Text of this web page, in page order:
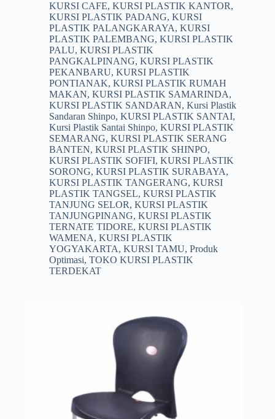
KURSI CAFE, KURSI PLASTIK KANTOR,
KURSI PLASTIK PADANG, KURSI
PLASTIK PALANGKARAYA, KURSI
PLASTIK PALEMBANG, KURSI PLASTIK
PALU, KURSI PLASTIK
PANGKALPINANG, KURSI PLASTIK
PEKANBARU, KURSI PLASTIK
PONTIANAK, KURSI PLASTIK RUMAH
MAKAN, KURSI PLASTIK SAMARINDA,
KURSI PLASTIK SANDARAN, Kursi Plastik
Sandaran Shinpo, KURSI PLASTIK SANTAI,
Kursi Plastik Santai Shinpo, KURSI PLASTIK
SEMARANG, KURSI PLASTIK SERANG
BANTEN, KURSI PLASTIK SHINPO,
KURSI PLASTIK SOFIFI, KURSI PLASTIK
SORONG, KURSI PLASTIK SURABAYA,
KURSI PLASTIK TANGERANG, KURSI
PLASTIK TANGSEL, KURSI PLASTIK
TANJUNG SELOR, KURSI PLASTIK
TANJUNGPINANG, KURSI PLASTIK
TERNATE TIDORE, KURSI PLASTIK
WAMENA, KURSI PLASTIK
YOGYAKARTA, KURSI TAMU, Produk
Optimasi, TOKO KURSI PLASTIK
TERDEKAT